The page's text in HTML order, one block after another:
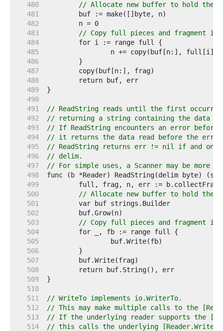
   480
// Allocate new buffer to hold the
   481
   482
   483
// Copy full pieces and fragment in.
   484
   485
   486
   487
   488
   489
   490
   491
// ReadString reads until the first
   492
// returning a string containing the data
   493
// If ReadString encounters an error
   494
// it returns the data read before the
   495
// ReadString returns err != nil if and
   496
// delim.
   497
// For simple uses, a Scanner may be more
   498
   499
   500
// Allocate new buffer to hold the
   501
   502
   503
// Copy full pieces and fragment in.
   504
   505
   506
   507
   508
   509
   510
   511
// WriteTo implements io.WriterTo.
   512
// This may make multiple calls to the
   513
// If the underlying reader supports the
   514
// this calls the underlying